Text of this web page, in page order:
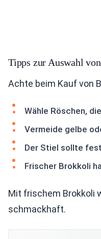
Tipps zur Auswahl
Achte beim Kauf von
Wähle Röschen,
Vermeide gelbe
Der Stiel sollte
Frischer Brokkoli
Mit frischem Brokkoli
schmackhaft.